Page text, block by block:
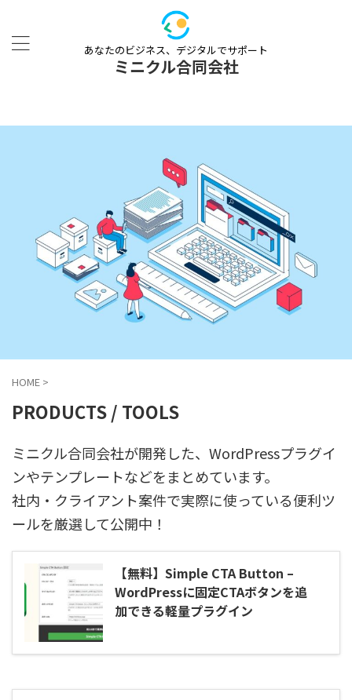
あなたのビジネス、デジタルでサポート
ミニクル合同会社
HOME >
PRODUCTS / TOOLS
ミニクル合同会社が開発した、WordPressプラグイ
ンやテンプレートなどをまとめています。
社内・クライアント案件で実際に使っている便利ツ
ールを厳選して公開中！
【無料】Simple CTA Button –
WordPressに固定CTAボタンを追
加できる軽量プラグイン